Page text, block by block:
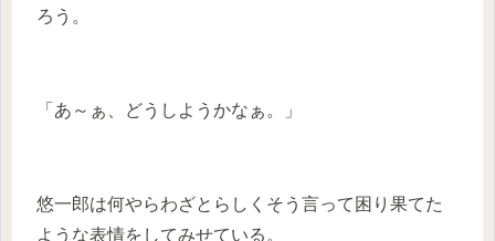
ろう。
「あ～ぁ、どうしようかなぁ。」
悠一郎は何やらわざとらしくそう言って困り果てた
ような表情をしてみせている。